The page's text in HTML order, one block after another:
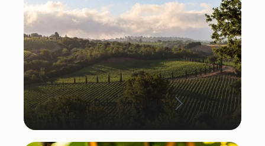
La Dolce Vita: Italien